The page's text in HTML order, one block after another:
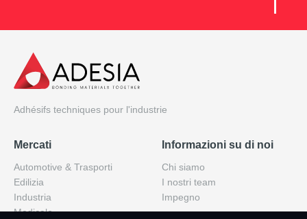
Adhésifs techniques pour l'industrie
Mercati
Automotive & Trasporti
Edilizia
Industria
Medicale
Informazioni su di noi
Chi siamo
I nostri team
Impegno